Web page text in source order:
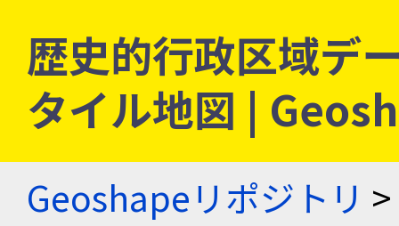
歴史的行政区域デ
タイル地図 |
Geoshapeリポジトリ >